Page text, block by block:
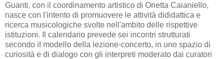
Guanti, con il coordinamento artistico di Orietta Caianiello,
nasce con l'intento di promuovere le attività dididattica e
ricerca musicologiche svolte nell'ambito delle rispettive
istituzioni. Il calendario prevede sei incontri strutturati
secondo il modello della lezione-concerto, in uno spazio di
curiosità e di dialogo con gli interpreti moderato dai curatori